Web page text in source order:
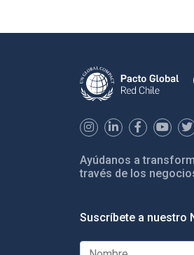
Ayúdanos a
través de los
Suscríbete a nuestro